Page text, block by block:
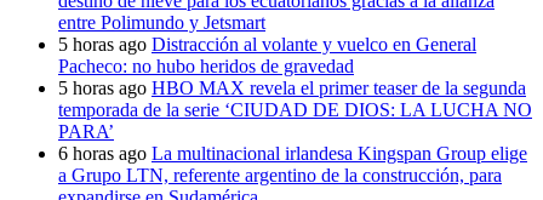
entre Polimundo y Jetsmart
5 horas ago Distracción al volante y vuelco en General
Pacheco: no hubo heridos de gravedad
5 horas ago HBO MAX revela el primer teaser de la segunda
temporada de la serie ‘CIUDAD DE DIOS: LA LUCHA NO
PARA’
6 horas ago La multinacional irlandesa Kingspan Group elige
a Grupo LTN, referente argentino de la construcción, para